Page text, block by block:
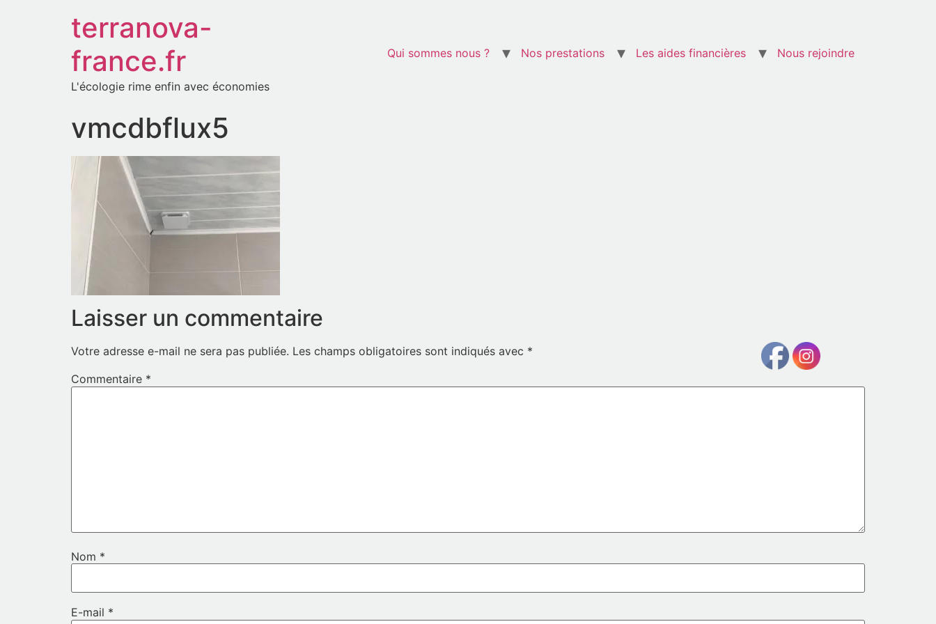
terranova-
france.fr
L'écologie rime enfin avec économies
Qui sommes nous ? Nos prestations Les aides financières Nous rejoindre
vmcdbflux5
Laisser un commentaire
Votre adresse e-mail ne sera pas publiée. Les champs obligatoires sont indiqués avec *
Commentaire *
Nom *
E-mail *